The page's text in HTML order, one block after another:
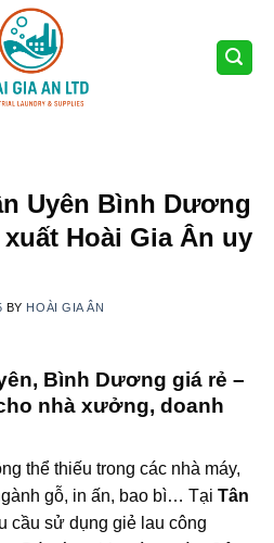
Uyên Bình Dương
Hoài Gia Ân uy
BY HOÀI GIA ÂN
Bình Dương giá rẻ –
nhà xưởng, doanh
thể thiếu trong các nhà máy,
gỗ, in ấn, bao bì… Tại Tân
cầu sử dụng giẻ lau công